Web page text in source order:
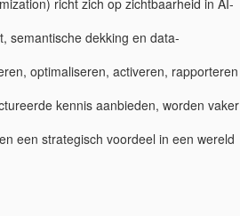
semantische dekking en data-
optimaliseren, activeren, rapporteren
kennis aanbieden, worden vaker
een strategisch voordeel in een wereld